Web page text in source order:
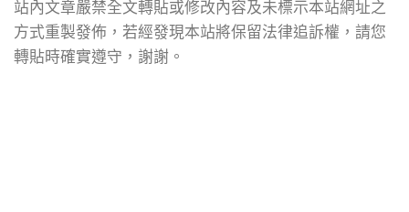
站內文章嚴禁全文轉貼或修改內容及未標示本站網址之
方式重製發佈，若經發現本站將保留法律追訴權，請您
轉貼時確實遵守，謝謝。